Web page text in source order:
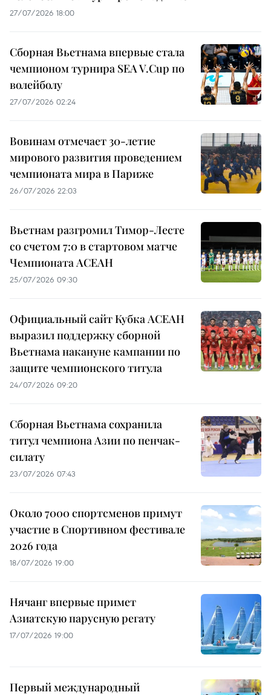
27/07/2026 18:00
Сборная Вьетнама впервые стала
чемпионом турнира SEA V.Cup по
волейболу
27/07/2026 02:24
Вовинам отмечает 30-летие
мирового развития проведением
чемпионата мира в Париже
26/07/2026 22:03
Вьетнам разгромил Тимор-Лесте
со счетом 7:0 в стартовом матче
Чемпионата АСЕАН
25/07/2026 09:30
Официальный сайт Кубка АСЕАН
выразил поддержку сборной
Вьетнама накануне кампании по
защите чемпионского титула
24/07/2026 09:20
Сборная Вьетнама сохранила
титул чемпиона Азии по пенчак-
силату
23/07/2026 07:43
Около 7000 спортсменов примут
участие в Спортивном фестивале
2026 года
18/07/2026 19:00
Нячанг впервые примет
Азиатскую парусную регату
17/07/2026 19:00
Первый международный